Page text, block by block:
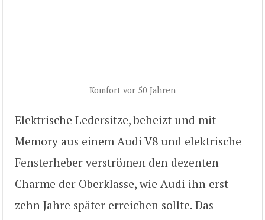
Komfort vor 50 Jahren
Elektrische Ledersitze, beheizt und mit
Memory aus einem Audi V8 und elektrische
Fensterheber verströmen den dezenten
Charme der Oberklasse, wie Audi ihn erst
zehn Jahre später erreichen sollte. Das